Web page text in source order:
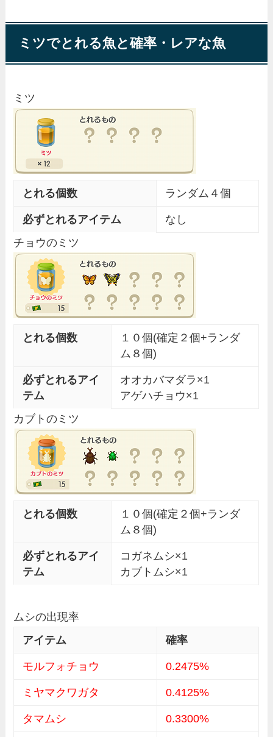
ミツでとれる魚と確率・レアな魚
ミツ
とれる個数 ランダム４個
必ずとれるアイテム
なし
チョウのミツ
とれる個数
１０個(確定２個+ランダ
ム８個)
必ずとれるアイ
テム
オオカバマダラ×1
アゲハチョウ×1
カブトのミツ
とれる個数
１０個(確定２個+ランダ
ム８個)
必ずとれるアイ
テム
コガネムシ×1
カブトムシ×1
ムシの出現率
アイテム
確率
モルフォチョウ 0.2475%
ミヤマクワガタ 0.4125%
タマムシ 0.3300%